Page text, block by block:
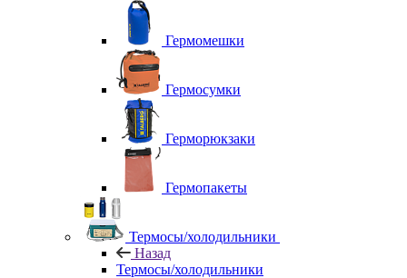
Гермомешки
Гермосумки
Герморюкзаки
Гермопакеты
Термосы/холодильники
Назад
Термосы/холодильники